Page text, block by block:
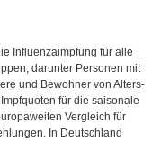
Influenzaimpfung für alle
darunter Personen mit
und Bewohner von Alters-
für die saisonale
Vergleich für
In Deutschland